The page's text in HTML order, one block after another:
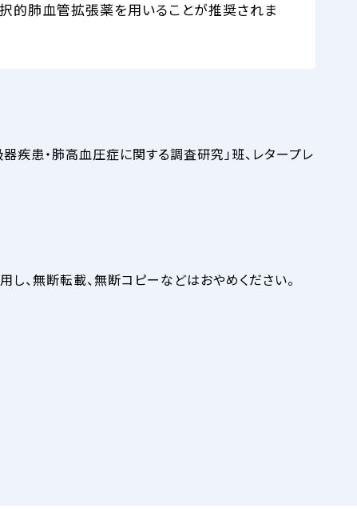
的肺血管拡張薬を用いることが推奨されま
患・肺高血圧症に関する調査研究」班、レタープレ
、無断転載、無断コピーなどはおやめください。